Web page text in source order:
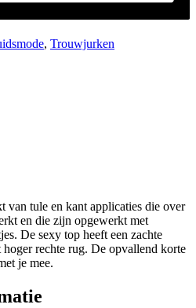
, Trouwjurken
van tule en kant applicaties die over
en die zijn opgewerkt met
De sexy top heeft een zachte
rechte rug. De opvallend korte
je mee.